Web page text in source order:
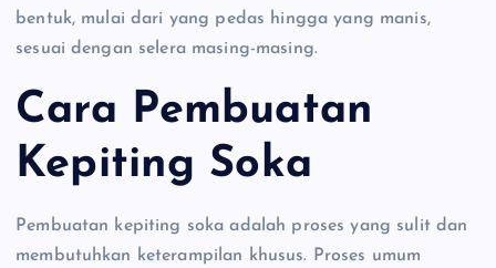
bentuk, mulai dari yang pedas hingga yang manis,
sesuai dengan selera masing-masing.
Cara Pembuatan
Kepiting Soka
Pembuatan kepiting soka adalah proses yang sulit dan
membutuhkan keterampilan khusus. Proses umum